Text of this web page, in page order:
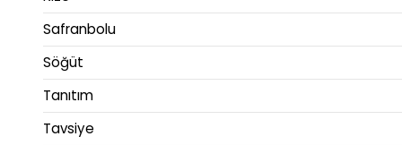
Safranbolu
Söğüt
Tanıtım
Tavsiye